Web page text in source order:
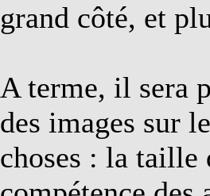
grand côté, et
A terme, il sera
des images sur
choses : la taille